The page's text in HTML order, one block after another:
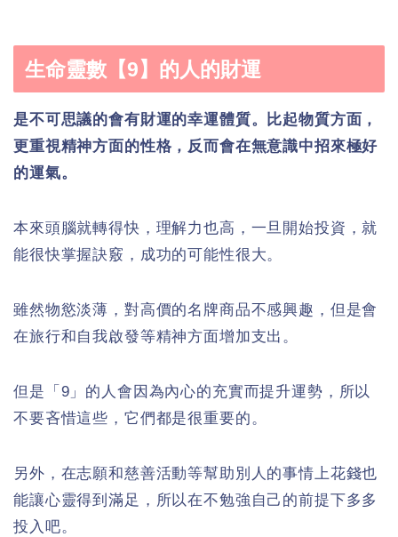
生命靈數【9】的人的財運
是不可思議的會有財運的幸運體質。比起物質方面，
更重視精神方面的性格，反而會在無意識中招來極好
的運氣。
本來頭腦就轉得快，理解力也高，一旦開始投資，就
能很快掌握訣竅，成功的可能性很大。
雖然物慾淡薄，對高價的名牌商品不感興趣，但是會
在旅行和自我啟發等精神方面增加支出。
但是「9」的人會因為內心的充實而提升運勢，所以
不要吝惜這些，它們都是很重要的。
另外，在志願和慈善活動等幫助別人的事情上花錢也
能讓心靈得到滿足，所以在不勉強自己的前提下多多
投入吧。